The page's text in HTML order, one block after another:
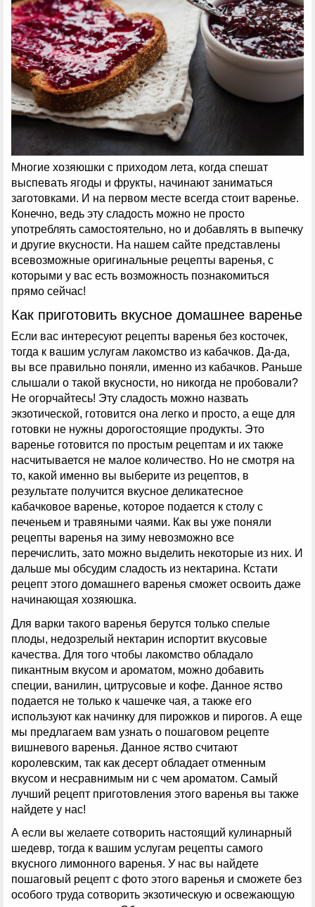
Многие хозяюшки с приходом лета, когда спешат
выспевать ягоды и фрукты, начинают заниматься
заготовками. И на первом месте всегда стоит варенье.
Конечно, ведь эту сладость можно не просто
употреблять самостоятельно, но и добавлять в выпечку
и другие вкусности. На нашем сайте представлены
всевозможные оригинальные рецепты варенья, с
которыми у вас есть возможность познакомиться
прямо сейчас!
Как приготовить вкусное домашнее варенье
Если вас интересуют рецепты варенья без косточек,
тогда к вашим услугам лакомство из кабачков. Да-да,
вы все правильно поняли, именно из кабачков. Раньше
слышали о такой вкусности, но никогда не пробовали?
Не огорчайтесь! Эту сладость можно назвать
экзотической, готовится она легко и просто, а еще для
готовки не нужны дорогостоящие продукты. Это
варенье готовится по простым рецептам и их также
насчитывается не малое количество. Но не смотря на
то, какой именно вы выберите из рецептов, в
результате получится вкусное деликатесное
кабачковое варенье, которое подается к столу с
печеньем и травяными чаями. Как вы уже поняли
рецепты варенья на зиму невозможно все
перечислить, зато можно выделить некоторые из них. И
дальше мы обсудим сладость из нектарина. Кстати
рецепт этого домашнего варенья сможет освоить даже
начинающая хозяюшка.
Для варки такого варенья берутся только спелые
плоды, недозрелый нектарин испортит вкусовые
качества. Для того чтобы лакомство обладало
пикантным вкусом и ароматом, можно добавить
специи, ванилин, цитрусовые и кофе. Данное яство
подается не только к чашечке чая, а также его
используют как начинку для пирожков и пирогов. А еще
мы предлагаем вам узнать о пошаговом рецепте
вишневого варенья. Данное яство считают
королевским, так как десерт обладает отменным
вкусом и несравнимым ни с чем ароматом. Самый
лучший рецепт приготовления этого варенья вы также
найдете у нас!
А если вы желаете сотворить настоящий кулинарный
шедевр, тогда к вашим услугам рецепты самого
вкусного лимонного варенья. У нас вы найдете
пошаговый рецепт с фото этого варенья и сможете без
особого труда сотворить экзотическую и освежающую